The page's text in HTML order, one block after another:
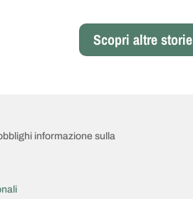
Scopri altre storie
informazione sulla